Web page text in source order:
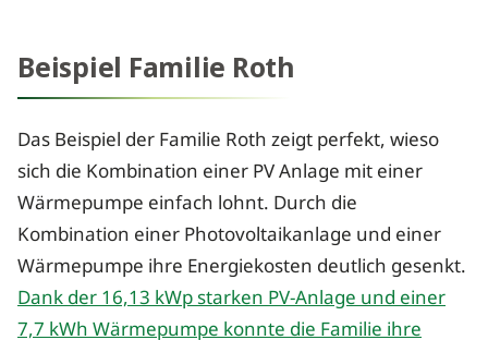
Beispiel Familie Roth
Das Beispiel der Familie Roth zeigt perfekt, wieso
sich die Kombination einer PV Anlage mit einer
Wärmepumpe einfach lohnt. Durch die
Kombination einer Photovoltaikanlage und einer
Wärmepumpe ihre Energiekosten deutlich gesenkt.
Dank der 16,13 kWp starken PV-Anlage und einer
7,7 kWh Wärmepumpe konnte die Familie ihre